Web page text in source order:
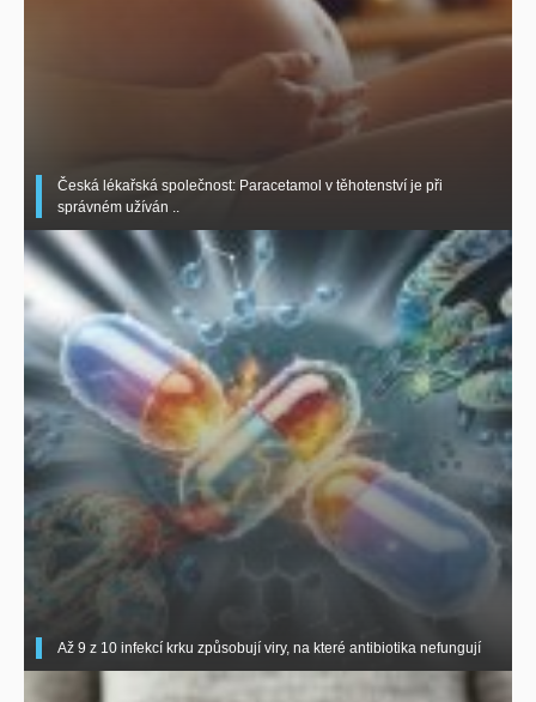
Česká lékařská společnost: Paracetamol v těhotenství je při
správném užíván ..
Až 9 z 10 infekcí krku způsobují viry, na které antibiotika nefungují